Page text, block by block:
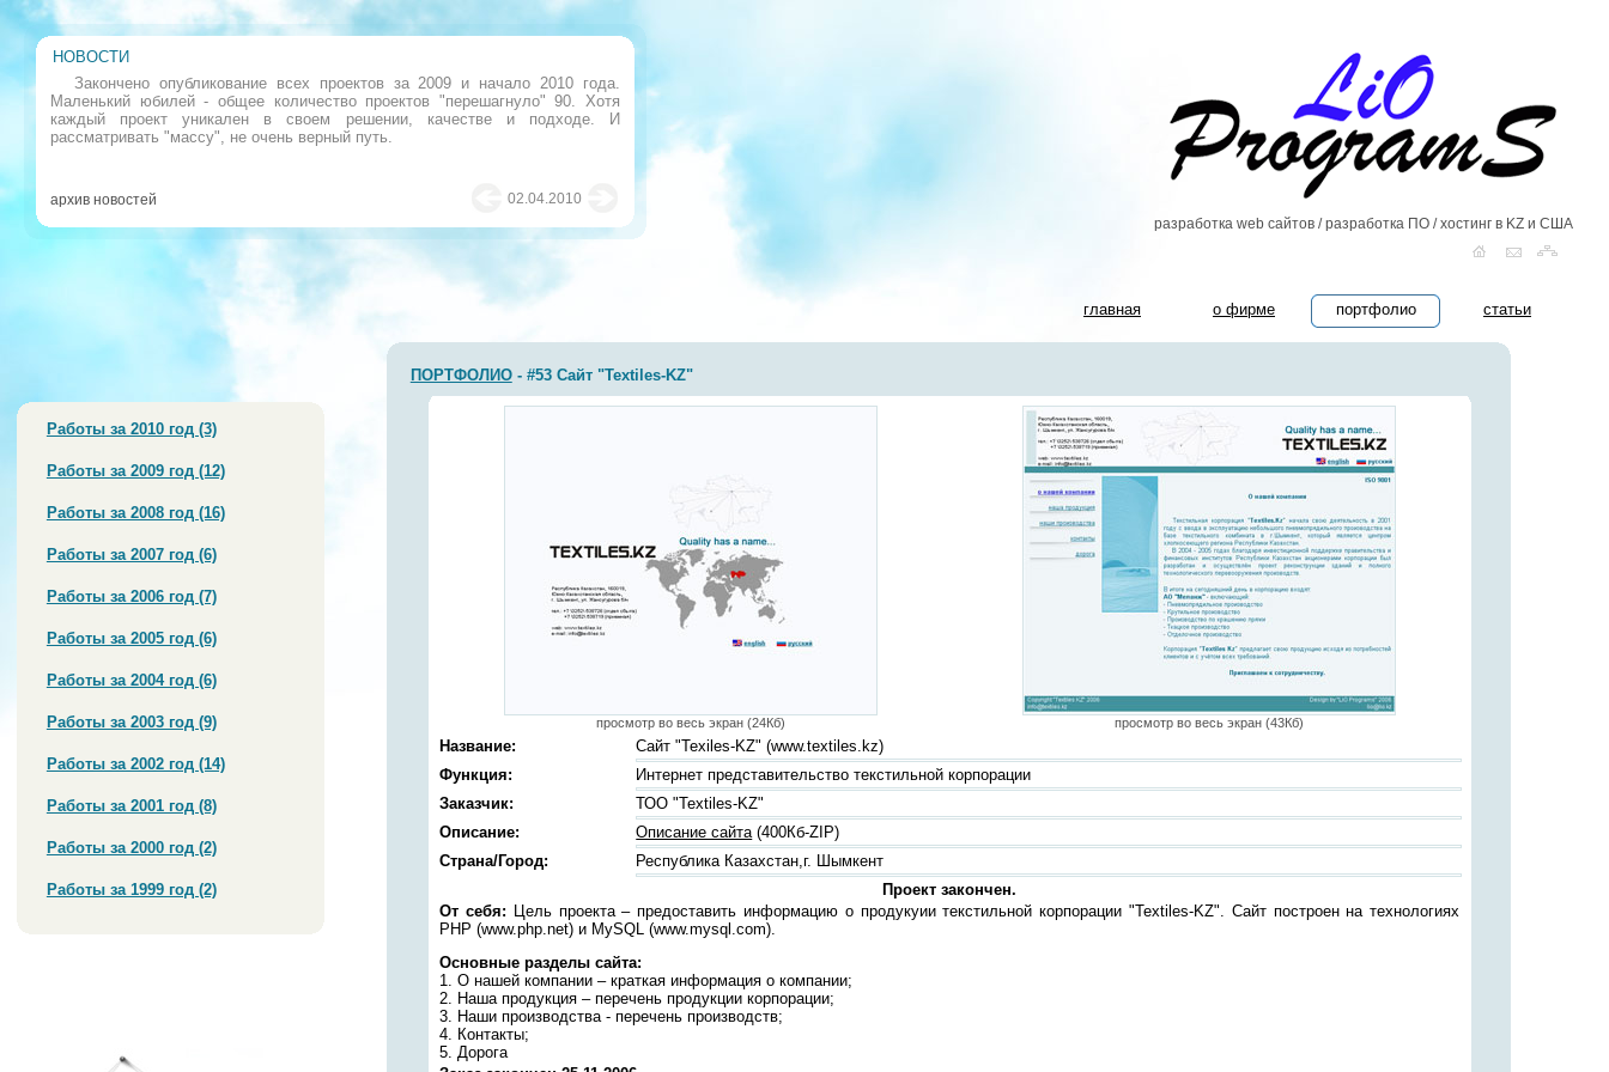
НОВОСТИ
Закончено опубликование всех проектов за 2009 и начало 2010 года.
Маленький юбилей - общее количество проектов "перешагнуло" 90. Хотя
каждый проект уникален в своем решении, качестве и подходе. И
рассматривать "массу", не очень верный путь.
архив новостей
02.04.2010
разработка web сайтов / разработка ПО / хостинг в KZ и США
главная о фирме портфолио статьи
ПОРТФОЛИО- #53 Сайт "Textiles-KZ"
просмотр во весь экран (24Кб) просмотр во весь экран (43Кб)
Название:
Сайт "Texiles-KZ" (www.textiles.kz)
Функция:
Интернет представительство текстильной корпорации
Заказчик:
ТОО "Textiles-KZ"
Описание:
Описание сайта(400Кб-ZIP)
Страна/Город:
Республика Казахстан,г. Шымкент
Проект закончен.
От себя: Цель проекта – предоставить информацию о продукуии текстильной корпорации "Textiles-KZ". Сайт построен на технологиях
PHP (www.php.net) и MySQL (www.mysql.com).
Основные разделы сайта:
1. О нашей компании – краткая информация о компании;
2. Наша продукция – перечень продукции корпорации;
3. Наши производства - перечень производств;
4. Контакты;
5. Дорога
Работы за 2010 год (3)
Работы за 2009 год (12)
Работы за 2008 год (16)
Работы за 2007 год (6)
Работы за 2006 год (7)
Работы за 2005 год (6)
Работы за 2004 год (6)
Работы за 2003 год (9)
Работы за 2002 год (14)
Работы за 2001 год (8)
Работы за 2000 год (2)
Работы за 1999 год (2)